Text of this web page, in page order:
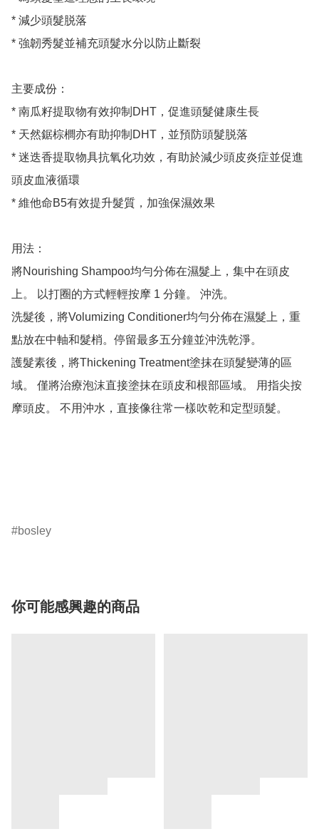
* 減少頭髮脱落
* 強韌秀髮並補充頭髮水分以防止斷裂
主要成份：
* 南瓜籽提取物有效抑制DHT，促進頭髮健康生長
* 天然鋸棕櫚亦有助抑制DHT，並預防頭髮脱落
* 迷迭香提取物具抗氧化功效，有助於減少頭皮炎症並促進
頭皮血液循環
* 維他命B5有效提升髮質，加強保濕效果
用法：
將Nourishing Shampoo均勻分佈在濕髮上，集中在頭皮
上。 以打圈的方式輕輕按摩 1 分鐘。 沖洗。
洗髮後，將Volumizing Conditioner均勻分佈在濕髮上，重
點放在中軸和髮梢。停留最多五分鐘並沖洗乾淨。
護髮素後，將Thickening Treatment塗抹在頭髮變薄的區
域。 僅將治療泡沫直接塗抹在頭皮和根部區域。 用指尖按
摩頭皮。 不用沖水，直接像往常一樣吹乾和定型頭髮。
bosley
你可能感興趣的商品